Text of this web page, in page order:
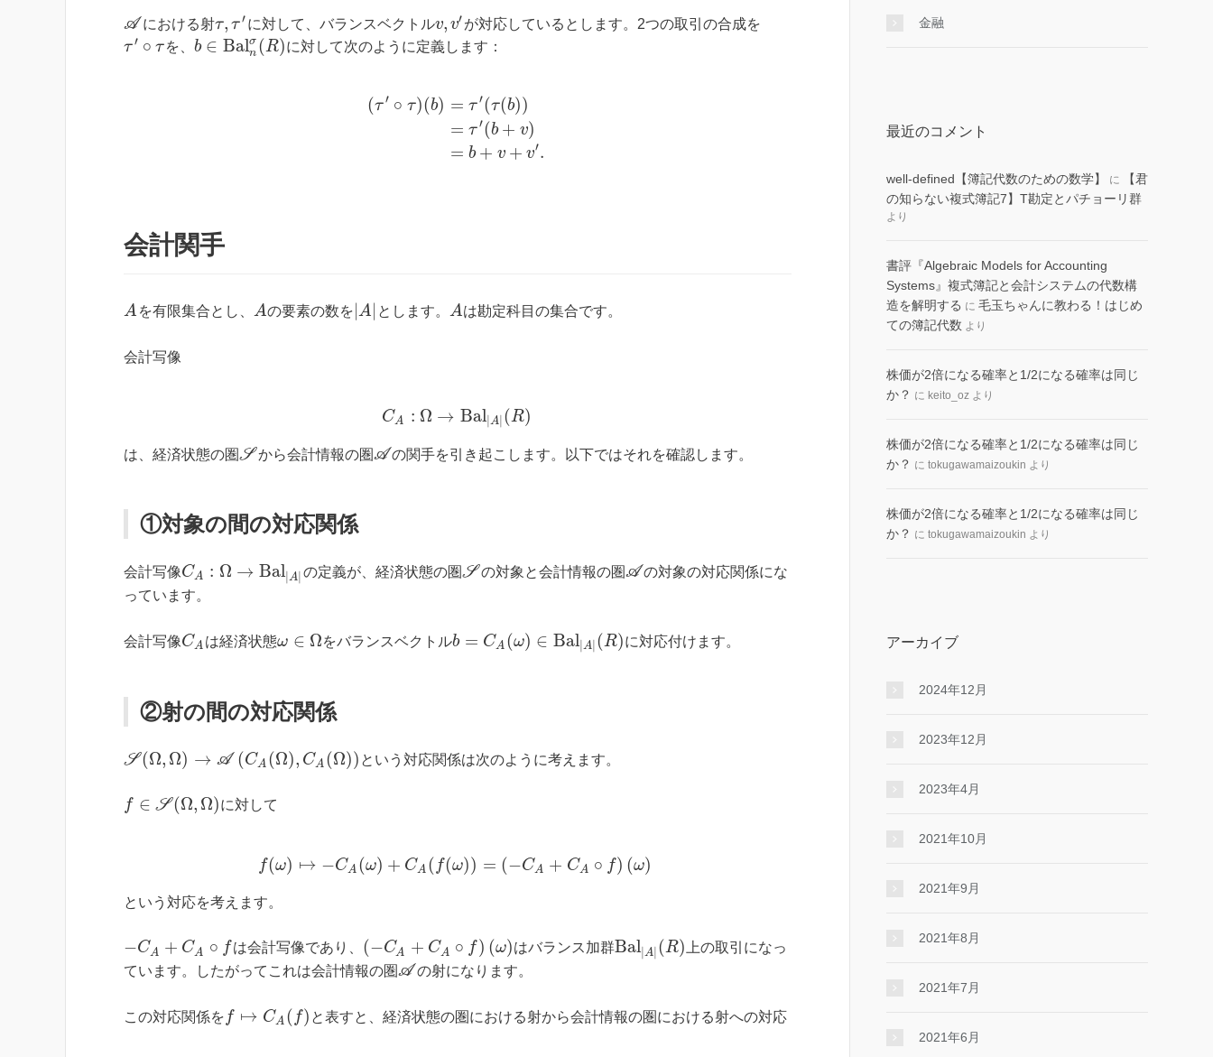
A における射τ, τ′に対して、バランスベクトルv, v′が対応しているとします。2つの取引の合成を
τ′ ∘ τ を、 b ∈ Balσ
n (R)に対して次のように定義します：
(τ′ ∘ τ)(b) = τ′(τ(b))
= τ′(b + v)
= b + v + v′.
会計関手
A を有限集合とし、 Aの要素の数を|A| とします。 Aは勘定科目の集合です。
会計写像
CA : Ω → Bal| A| (R)
は、経済状態の圏S から会計情報の圏A の関手を引き起こします。以下ではそれを確認します。
①対象の間の対応関係
会計写像CA : Ω → Bal|A| の定義が、経済状態の圏S の対象と会計情報の圏A の対象の対応関係にな
っています。
会計写像CA は経済状態ω ∈ Ωをバランスベクトルb = CA (ω) ∈ Bal| A| ( R)に対応付けます。
②射の間の対応関係
S(Ω, Ω) → A (CA (Ω), CA (Ω)) という対応関係は次のように考えます。
f ∈ S(Ω, Ω)に対して
f(ω) ↦ −CA (ω) + CA ( f(ω)) = (−CA + CA ∘ f) (ω)
という対応を考えます。
−CA + CA ∘ fは会計写像であり、 (−CA + CA ∘ f) (ω)はバランス加群Bal| A| (R) 上の取引になっ
ています。したがってこれは会計情報の圏A の射になります。
この対応関係を f ↦ CA ( f) と表すと、経済状態の圏における射から会計情報の圏における射への対応
金融
最近のコメント
well-defined【簿記代数のための数学】 に
【君
の知らない複式簿記7】T勘定とパチョーリ群
より
書評『Algebraic Models for Accounting
Systems』複式簿記と会計システムの代数構
造を解明する に 毛玉ちゃんに教わる！はじめ
ての簿記代数 より
株価が2倍になる確率と1/2になる確率は同じ
か？ に keito_oz より
株価が2倍になる確率と1/2になる確率は同じ
か？ に tokugawamaizoukin より
株価が2倍になる確率と1/2になる確率は同じ
か？ に tokugawamaizoukin より
アーカイブ
2024年12月
2023年12月
2023年4月
2021年10月
2021年9月
2021年8月
2021年7月
2021年6月